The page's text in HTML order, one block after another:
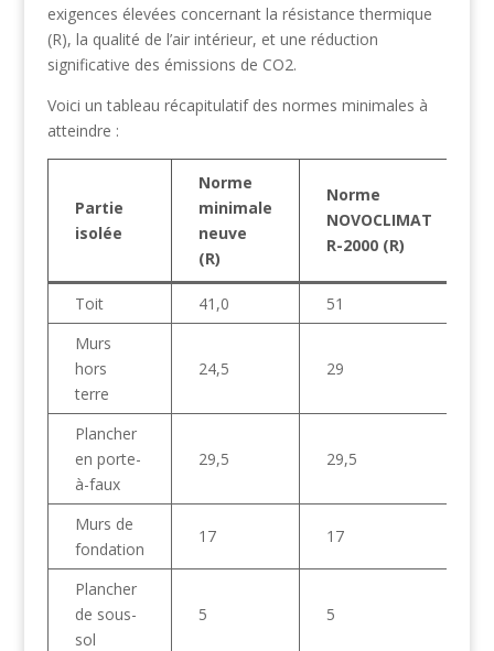
exigences élevées concernant la résistance thermique
(R), la qualité de l’air intérieur, et une réduction
significative des émissions de CO2.
Voici un tableau récapitulatif des normes minimales à
atteindre :
Partie
isolée
Norme
minimale
neuve
(R)
Norme
NOVOCLIMAT
R-2000 (R)
Toit 41,0
51
Murs
hors
terre
24,5 29
Plancher
en porte-
à-faux
29,5 29,5
Murs de
fondation
17 17
Plancher
de sous-
sol
5 5